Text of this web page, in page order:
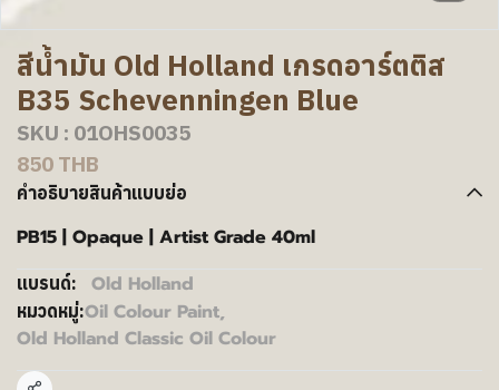
สีน้ำมัน Old Holland เกรดอาร์ตติส
B35 Schevenningen Blue
SKU : 01OHS0035
850 THB
คำอธิบายสินค้าแบบย่อ
PB15 | Opaque | Artist Grade 40ml
แบรนด์: Old Holland
หมวดหมู่:Oil Colour Paint,
Old Holland Classic Oil Colour